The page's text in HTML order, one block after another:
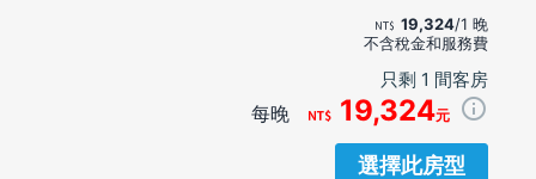
19,324/1 晚
不含稅金和服務費
只剩 1 間客房
每晚 19,324元
選擇此房型